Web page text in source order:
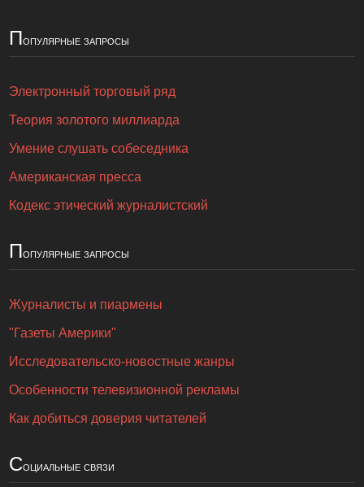
Популярные запросы
Электронный торговый ряд
Теория золотого миллиарда
Умение слушать собеседника
Американская пресса
Кодекс этический журналистский
Популярные запросы
Журналисты и пиармены
"Газеты Америки"
Исследовательско-новостные жанры
Особенности телевизионной рекламы
Как добиться доверия читателей
Социальные связи